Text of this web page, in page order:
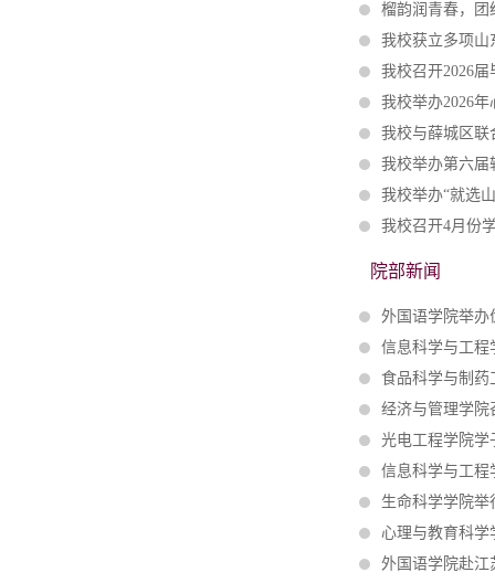
榴韵润青春，
我校获立多项山
我校召开2026
我校举办2026
我校与薛城区联
我校举办第六届
我校举办“就选
我校召开4月份
院部新闻
外国语学院举办
信息科学与工程
食品科学与制药
经济与管理学院
光电工程学院学
信息科学与工程
生命科学学院举
心理与教育科学
外国语学院赴江